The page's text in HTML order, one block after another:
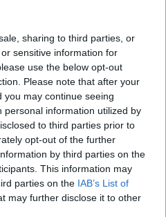
sharing to third parties, or
sensitive information for
use the below opt-out
Please note that after your
may continue seeing
personal information utilized by
to third parties prior to
opt-out of the further
by third parties on the
This information may
parties on the IAB’s List of
may further disclose it to other
Όμιλος ΔΕΗ: Νέα συμφωνία για
χαρτοφυλάκιο έργων ΑΠΕ άνω
των 2 GW σε Πολωνία και
Ουγγαρία
συμμετοχής στο Sofia South Ring
ΣΚΑΪ: Ολοκληρώθηκε η θητεία